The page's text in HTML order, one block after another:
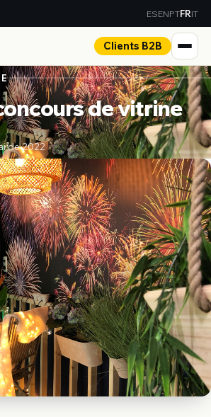
ESENPTFRIT
Clients B2B
de vitrine
de 2022